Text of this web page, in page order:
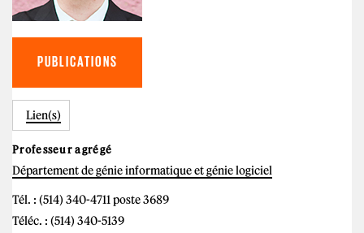
PUBLICATIONS
Lien(s)
Professeur agrégé
Département de génie informatique et génie logiciel
Tél. : (514) 340-4711 poste 3689
Téléc. : (514) 340-5139